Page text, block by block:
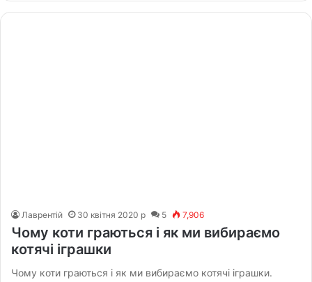
Лаврентій 30 квітня 2020 р 5 7,906
Чому коти граються і як ми вибираємо
котячі іграшки
Чому коти граються і як ми вибираємо котячі іграшки.